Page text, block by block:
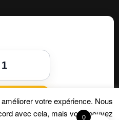
paniervotre expérience. Nous
avec cela, mais vous pouvez
0